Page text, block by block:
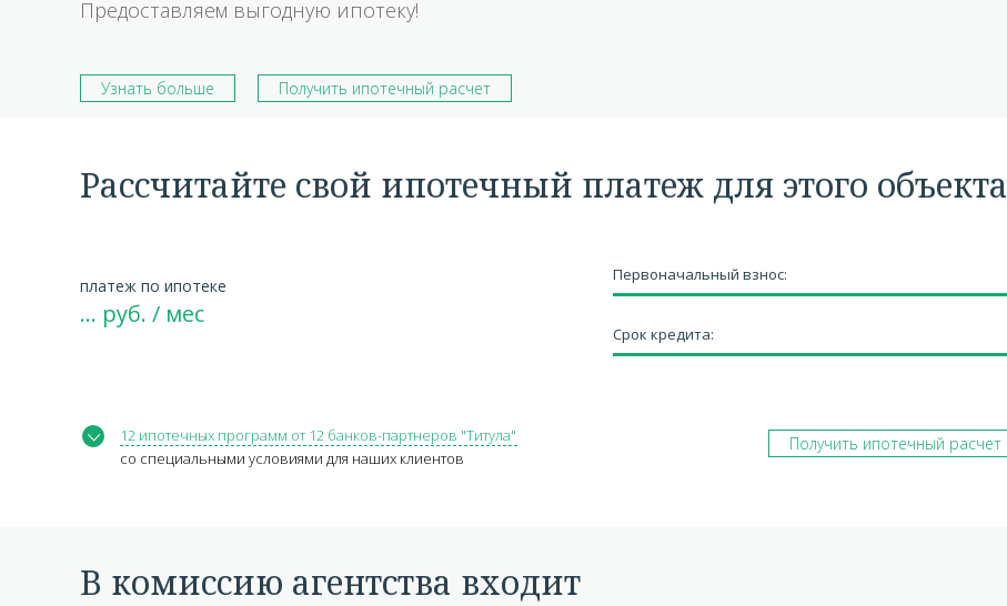
Предоставляем выгодную ипотеку!
Узнать больше Получить ипотечный расчет
Рассчитайте свой ипотечный платеж для этого объекта
платеж по ипотеке
… руб. / мес
Первоначальный взнос:
Срок кредита:
12 ипотечных программ от 12 банков-партнеров "Титула"
со специальными условиями для наших клиентов
Получить ипотечный расчет
В комиссию агентства входит